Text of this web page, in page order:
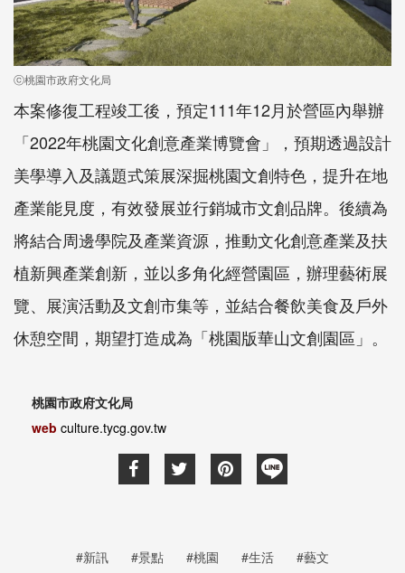
ⓒ桃園市政府文化局
本案修復工程竣工後，預定111年12月於營區內舉辦
「2022年桃園文化創意產業博覽會」，預期透過設計
美學導入及議題式策展深掘桃園文創特色，提升在地
產業能見度，有效發展並行銷城市文創品牌。後續為
將結合周邊學院及產業資源，推動文化創意產業及扶
植新興產業創新，並以多角化經營園區，辦理藝術展
覽、展演活動及文創市集等，並結合餐飲美食及戶外
休憩空間，期望打造成為「桃園版華山文創園區」。
桃園市政府文化局
web culture.tycg.gov.tw
#新訊 #景點 #桃園 #生活 #藝文